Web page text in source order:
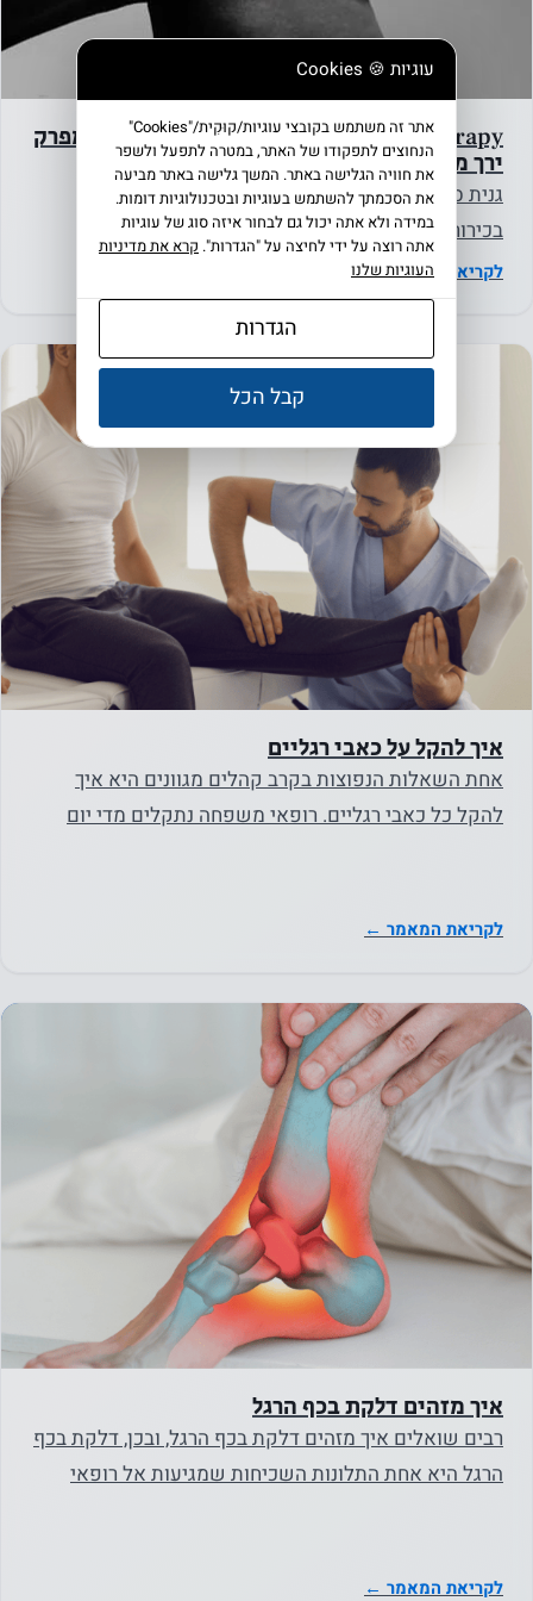
AposTherapy עבור מטופלים לאחר החלפת מפרק
ירך מלאה
גנית סגל, ירון בר-זיב, סטיבן ולקס, כתב העת למחקר
בכירורגיה אורתופדית 2013 18/7/2013 רקע מטרת
המחקר הייתה לבחון את…
לקריאת המאמר ←
איך להקל על כאבי רגליים
אחת השאלות הנפוצות בקרב קהלים מגוונים היא איך
להקל כל כאבי רגליים. רופאי משפחה נתקלים מדי יום
לקריאת המאמר ←
איך מזהים דלקת בכף הרגל
רבים שואלים איך מזהים דלקת בכף הרגל, ובכן, דלקת בכף
הרגל היא אחת התלונות השכיחות שמגיעות אל רופאי
לקריאת המאמר ←
עוגיות 🍪 Cookies
אתר זה משתמש בקובצי עוגיות/קוּקִית/"Cookies"
הנחוצים לתפקודו של האתר, במטרה לתפעל ולשפר
את חוויה הגלישה באתר. המשך גלישה באתר מביעה
את הסכמתך להשתמש בעוגיות ובטכנולוגיות דומות.
במידה ולא אתה יכול גם לבחור איזה סוג של עוגיות
אתה רוצה על ידי לחיצה על "הגדרות". קרא את מדיניות
העוגיות שלנו
הגדרות
קבל הכל
נחוץ
אופציונליות.
הם נחוצים
כדי שהאתר
יפעל.
על מנת שנוכל
לשפר את